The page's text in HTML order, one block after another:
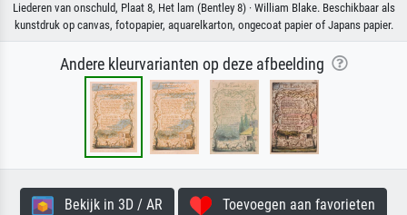
Liederen van onschuld, Plaat 8, Het lam (Bentley 8) · William Blake. Beschikbaar als
kunstdruk op canvas, fotopapier, aquarelkarton, ongecoat papier of Japans papier.
Andere kleurvarianten op deze afbeelding
Bekijk in 3D / AR Toevoegen aan favorieten